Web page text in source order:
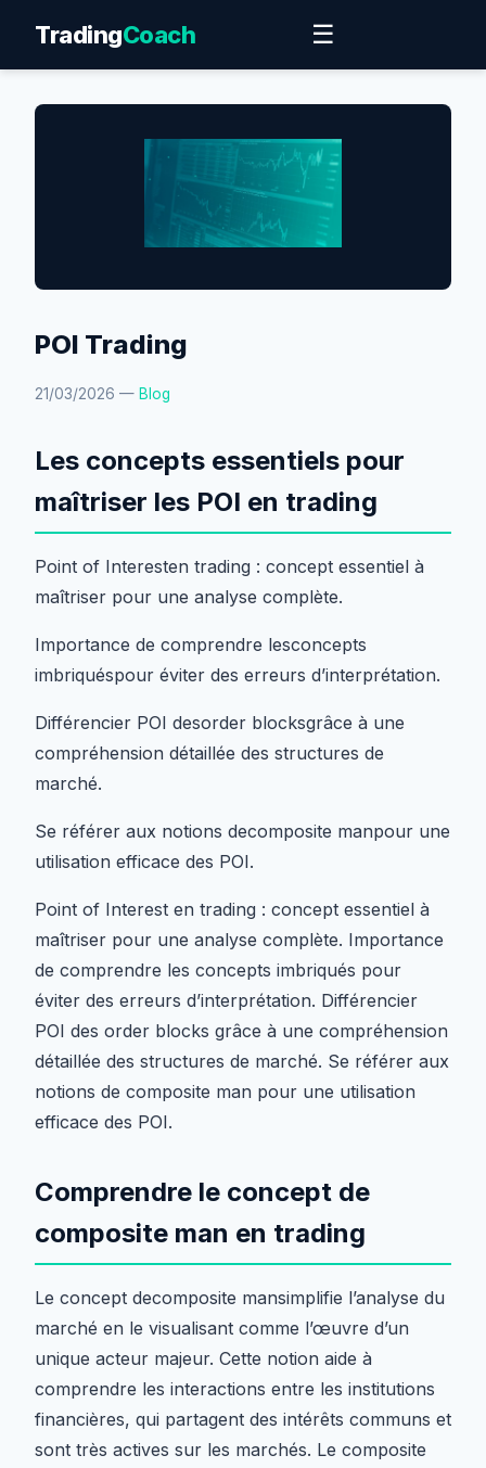
TradingCoach ☰
POI Trading
21/03/2026 — Blog
Les concepts essentiels pour
maîtriser les POI en trading
Point of Interesten trading : concept essentiel à
maîtriser pour une analyse complète.
Importance de comprendre lesconcepts
imbriquéspour éviter des erreurs d’interprétation.
Différencier POI desorder blocksgrâce à une
compréhension détaillée des structures de
marché.
Se référer aux notions decomposite manpour une
utilisation efficace des POI.
Point of Interest en trading : concept essentiel à
maîtriser pour une analyse complète. Importance
de comprendre les concepts imbriqués pour
éviter des erreurs d’interprétation. Différencier
POI des order blocks grâce à une compréhension
détaillée des structures de marché. Se référer aux
notions de composite man pour une utilisation
efficace des POI.
Comprendre le concept de
composite man en trading
Le concept decomposite mansimplifie l’analyse du
marché en le visualisant comme l’œuvre d’un
unique acteur majeur. Cette notion aide à
comprendre les interactions entre les institutions
financières, qui partagent des intérêts communs et
sont très actives sur les marchés. Le composite